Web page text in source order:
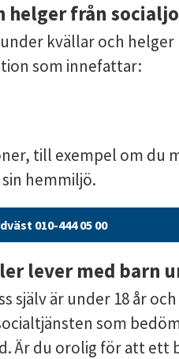
helger från
kvällar och
som innefattar:
till exempel om du
hemmiljö.
010-444 05 00
lever med barn
själv är under 18 år
som
Är du orolig för att ett